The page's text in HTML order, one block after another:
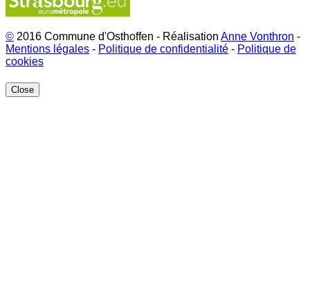
© 2016 Commune d'Osthoffen - Réalisation Anne Vonthron -
Mentions légales - Politique de confidentialité - Politique de
cookies
Close